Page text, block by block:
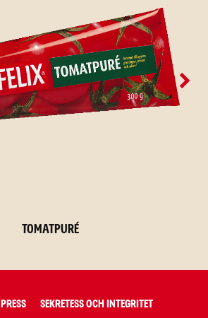
Tomatpuré
PRESS SEKRETESS OCH INTEGRITET